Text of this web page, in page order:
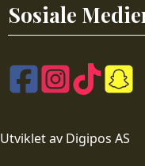
Sosiale
Utviklet av Digipos AS